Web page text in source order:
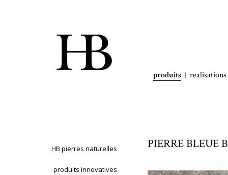
produits realisations
HB pierres naturelles
produits innovatives
PIERRE BLEUE